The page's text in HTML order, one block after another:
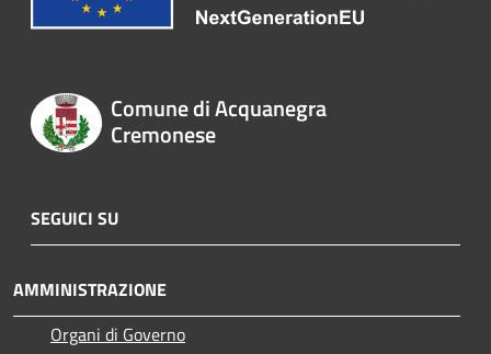
Comune di Acquanegra
Cremonese
SEGUICI SU
AMMINISTRAZIONE
Organi di Governo